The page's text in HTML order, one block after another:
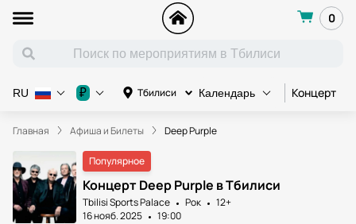
0
Тбилиси Календарь Концерт
RU ₽
Главная Афиша и Билеты Deep Purple
Популярное
Концерт Deep Purple в Тбилиси
Tbilisi Sports Palace Рок
12+
16 нояб. 2025
19:00